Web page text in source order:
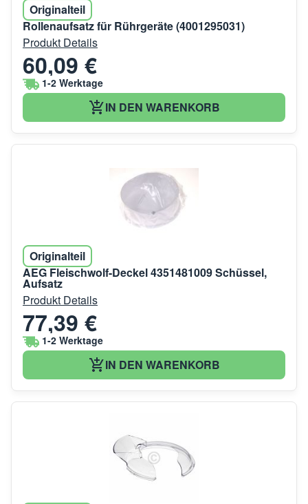
Originalteil
Rollenaufsatz für Rührgeräte (4001295031)
Produkt Details
60,09 €
1-2 Werktage
IN DEN WARENKORB
Originalteil
AEG Fleischwolf-Deckel 4351481009 Schüssel,
Aufsatz
Produkt Details
77,39 €
1-2 Werktage
IN DEN WARENKORB